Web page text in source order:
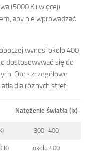
(5000 K i więcej)
aby nie wprowadzać
wynosi około 400
dostosowywać się do
Oto szczegółowe
dla różnych stref:
Natężenie światła (lx)
300–400
K) około 400